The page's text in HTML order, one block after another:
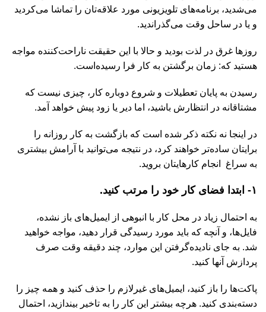
می‌شدید، برنامه‌های تلویزیونی مورد علاقه‌تان را تماشا می‌کردید
و یا در ساحل وقت می‌گذراندید.
روزها غرق در لذت بودید و حالا با این حقیقت ناراحت‌کننده مواجه
هستید که‌: زمان برگشتن به کار فرا رسیده‌است.
رسیدن به پایان تعطیلات و شروع دوباره کار، چیزی نیست که
مشتاقانه در انتظارش باشید، اما دیر یا زود پیش خواهد آمد.
در اینجا نه نکته ذکر شده است که بازگشت به کار روزانه را
برایتان ساده‌تر خواهند کرد، در نتیجه می‌توانید با آرامش بیشتری
به سراغ انجام کارهایتان بروید.
۱- ابتدا فضای کار خود را مرتب کنید.
به احتمال زیاد در محل کار با انبوهی از ایمیل‌های باز نشده،
فایل‌ها، و آنچه که باید مورد رسیدگی قرار دهید، مواجه خواهید
شد. به جای نادیده‌گرفتن این موارد، چند دقیقه وقت صرف
پردازش آنها کنید.
پاکت‌ها را باز کنید، ایمیل‌های غیرلازم را حذف کنید و همه چیز را
دسته‌بندی کنید. هرچه بیشتر این کار را به تاخیر بیندازید، احتمال